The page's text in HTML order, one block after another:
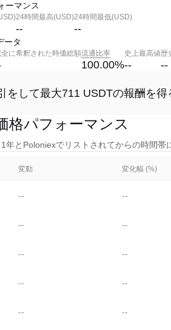
ーマンス
24時間最高(USD)
--
24時間最低(USD)
--
ータ
全に希釈された時価総額流通比率
100.00%
史上最高値
--
歴
--
をして最大711 USDTの報酬を得
格パフォーマンス
年とPoloniexでリストされてからの時間
変動 変化幅 (%)
-- --
-- --
-- --
-- --
-- --